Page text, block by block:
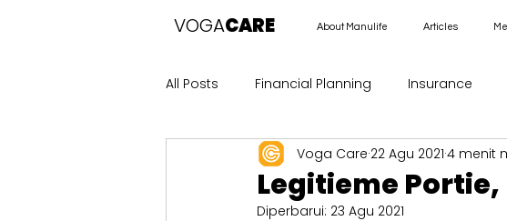
VOGACARE About Manulife Articles
All Posts Financial Planning Insurance
Legitieme
Voga Care 22 Agu 2021 4 menit
Diperbarui: 23 Agu 2021